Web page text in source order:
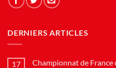
DERNIERS ARTICLES
17 Championnat de France